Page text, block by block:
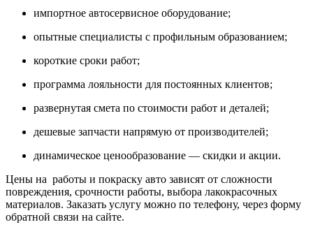
импортное автосервисное оборудование;
опытные специалисты с профильным образованием;
короткие сроки работ;
программа лояльности для постоянных клиентов;
развернутая смета по стоимости работ и деталей;
дешевые запчасти напрямую от производителей;
динамическое ценообразование — скидки и акции.
Цены на работы и покраску авто зависят от сложности
повреждения, срочности работы, выбора лакокрасочных
материалов. Заказать услугу можно по телефону, через форму
обратной связи на сайте.